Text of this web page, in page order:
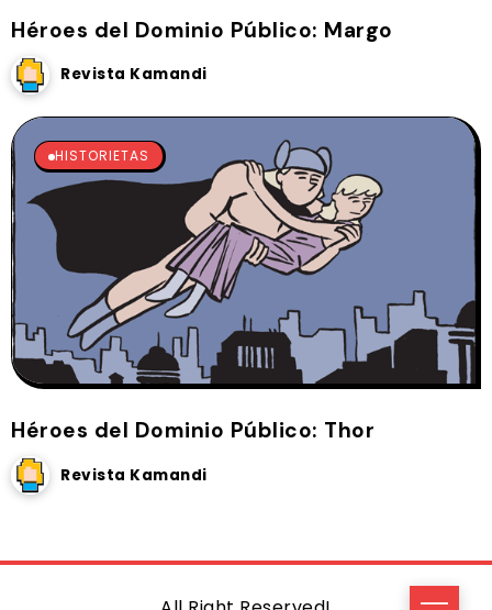
Héroes del Dominio Público: Margo
Revista Kamandi
HISTORIETAS
Héroes del Dominio Público: Thor
Revista Kamandi